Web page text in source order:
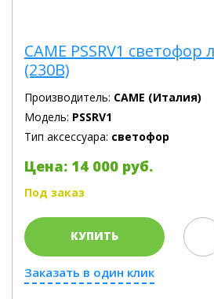
CAME PSSRV1
(230В)
Производитель: CAME (Италия)
Модель: PSSRV1
Тип аксессуара: светофор
Цена: 14 000 руб.
Под заказ
КУПИТЬ
Заказать в один клик